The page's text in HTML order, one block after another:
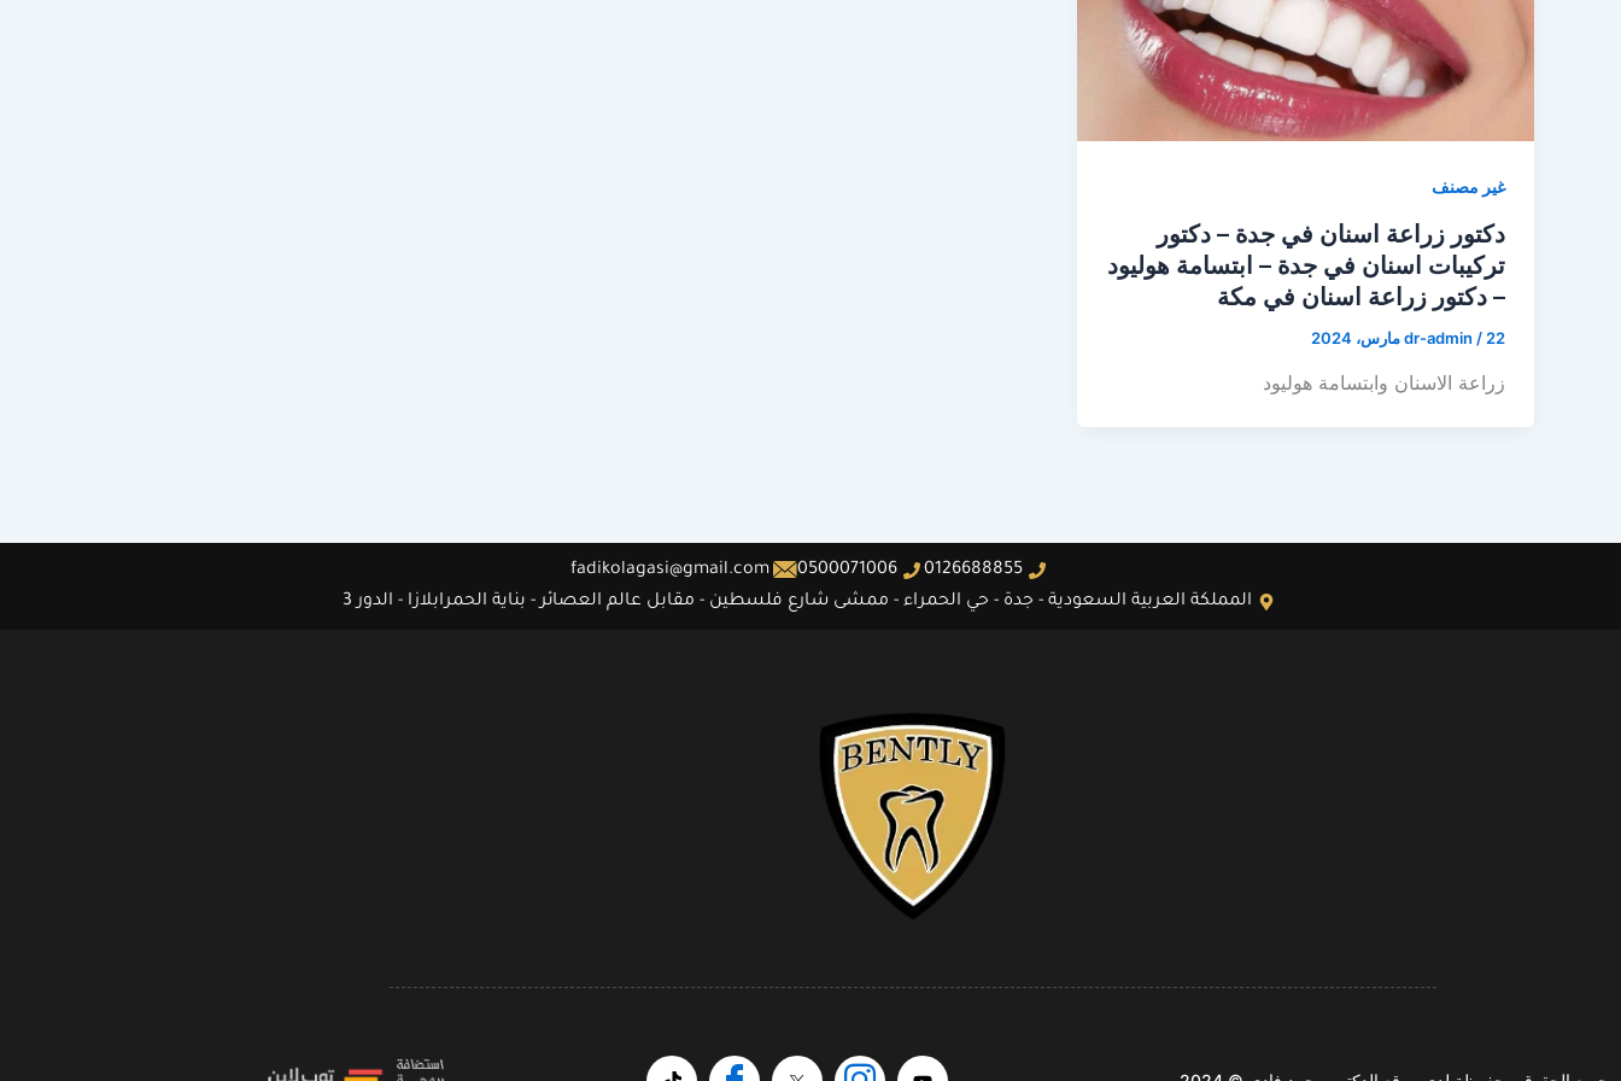
غير مصنف
دكتور زراعة اسنان في جدة – دكتور
تركيبات اسنان في جدة – ابتسامة هوليود
– دكتور زراعة اسنان في مكة
dr-admin / 22 مارس، 2024
زراعة الاسنان وابتسامة هوليود
0126688855
0500071006
fadikolagasi@gmail.com
المملكة العربية السعودية - جدة - حي الحمراء - ممشى شارع فلسطين - مقابل عالم العصائر - بناية الحمرابلازا - الدور 3